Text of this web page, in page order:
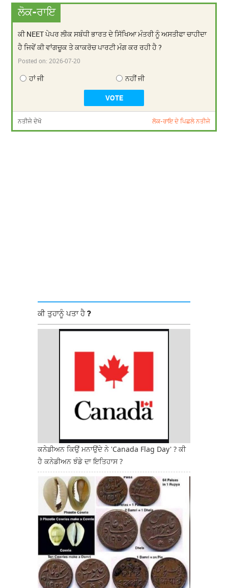
ਲੋਕ-ਰਾਇ
ਕੀ NEET ਪੇਪਰ ਲੀਕ ਸਬੰਧੀ ਭਾਰਤ ਦੇ ਸਿੱਖਿਆ ਮੰਤਰੀ ਨੂੰ ਅਸਤੀਫਾ ਚਾਹੀਦਾ
ਹੈ ਜਿਵੇਂ ਕੀ ਵਾਂਗਚੂਕ ਤੇ ਕਾਕਰੋਚ ਪਾਰਟੀ ਮੰਗ ਕਰ ਰਹੀ ਹੈ ?
Posted on:2026-07-20
ਹਾਂ ਜੀ ਨਹੀਂ ਜੀ
ਨਤੀਜੇ ਦੇਖੋ ਲੋਕ-ਰਾਇ ਦੇ ਪਿਛਲੇ ਨਤੀਜੇ
ਕੀ ਤੁਹਾਨੂੰ ਪਤਾ ਹੈ ?
ਕਨੇਡੀਅਨ ਕਿਉਂ ਮਨਾਉਂਦੇ ਨੇ 'Canada Flag Day' ? ਕੀ
ਹੈ ਕਨੇਡੀਅਨ ਝੰਡੇ ਦਾ ਇਤਿਹਾਸ ?